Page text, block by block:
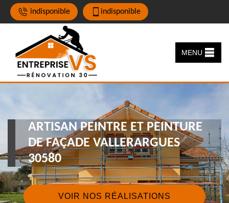
indisponible indisponible
MENU
ARTISAN PEINTRE ET PEINTURE
DE FAÇADE VALLERARGUES
30580
VOIR NOS RÉALISATIONS